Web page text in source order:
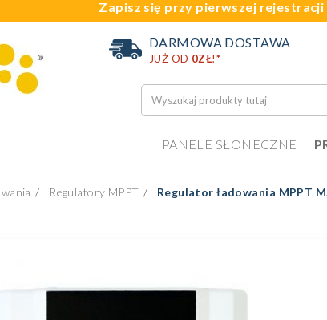
Zapisz się przy pierwszej
DARMOWA DOSTAWA
JUŻ OD 0ZŁ!*
PANELE SŁONECZNE
Regulatory MPPT Regulator ładowania MPPT